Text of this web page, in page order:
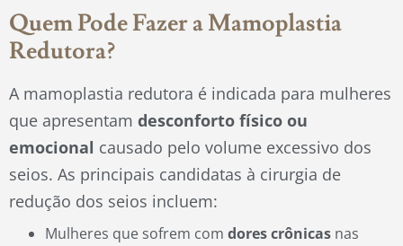
Quem Pode Fazer a Mamoplastia
Redutora?
A mamoplastia redutora é indicada para mulheres
que apresentam desconforto físico ou
emocional causado pelo volume excessivo dos
seios. As principais candidatas à cirurgia de
redução dos seios incluem:
Mulheres que sofrem com dores crônicas nas